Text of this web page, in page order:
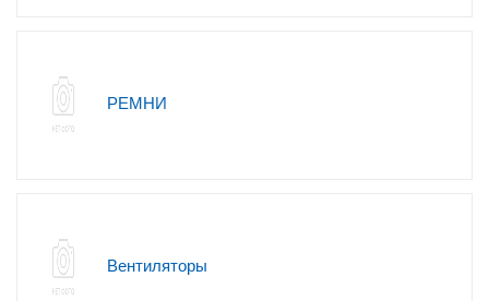
РЕМНИ
Вентиляторы